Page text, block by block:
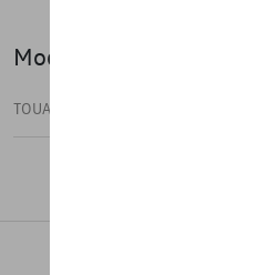
Modèle(s)
TOUAREG